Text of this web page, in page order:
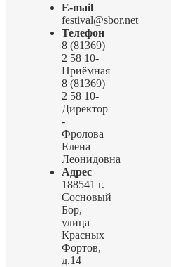
E-mail
festival@sbor.net
Телефон
8 (81369)
2 58 10-
Приёмная
8 (81369)
2 58 10-
Директор
-
Фролова
Елена
Леонидовна
Адрес
188541 г.
Сосновый
Бор,
улица
Красных
Фортов,
д.14